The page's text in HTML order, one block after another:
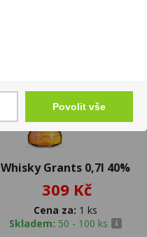
Whisky Grants 0,7l 40%
309 Kč
Cena za: 1 ks
Skladem: 50 - 100 ks
Povolit vše